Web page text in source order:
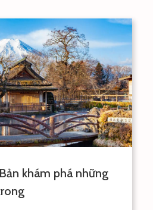
khám phá những